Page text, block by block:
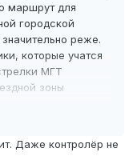
маршрут для
городской
реже.
которые учатся
МГТ
зоны
Даже контролёр не